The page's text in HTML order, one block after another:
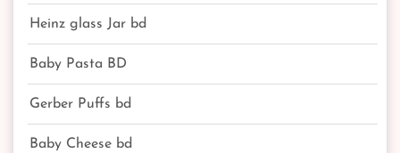
Heinz glass Jar bd
Baby Pasta BD
Gerber Puffs bd
Baby Cheese bd